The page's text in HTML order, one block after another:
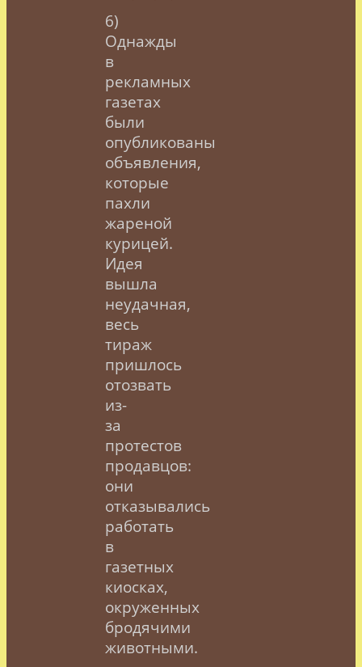
6)
Однажды
в
рекламных
газетах
были
опубликованы
объявления,
которые
пахли
жареной
курицей.
Идея
вышла
неудачная,
весь
тираж
пришлось
отозвать
из-
за
протестов
продавцов:
они
отказывались
работать
в
газетных
киосках,
окруженных
бродячими
животными.